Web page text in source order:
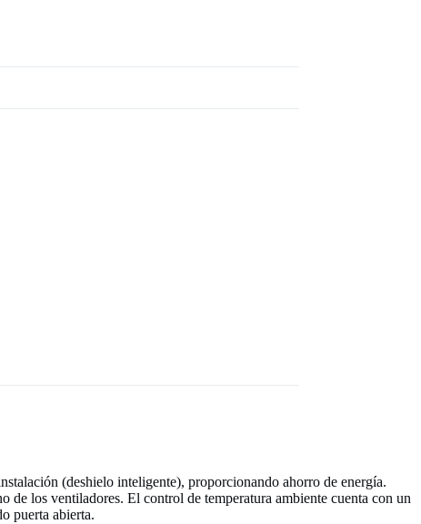
(deshielo inteligente), proporcionando ahorro de energía.
los ventiladores. El control de temperatura ambiente cuenta con un
puerta abierta.